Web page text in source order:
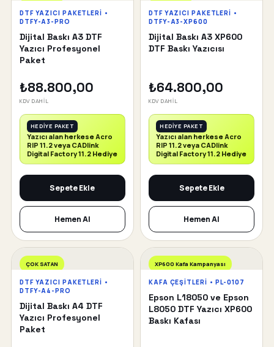
DTF YAZICI PAKETLERI •
DTFY-A3-PRO
Dijital Baskı A3 DTF
Yazıcı Profesyonel
Paket
₺88.800,00
KDV DAHİL
HEDİYE PAKET
Yazıcı alan herkese Acro
RIP 11.2 veya CADlink
Digital Factory 11.2 Hediye
Sepete Ekle
Hemen Al
DTF YAZICI PAKETLERI •
DTFY-A3-XP600
Dijital Baskı A3 XP600
DTF Baskı Yazıcısı
₺64.800,00
KDV DAHİL
HEDİYE PAKET
Yazıcı alan herkese Acro
RIP 11.2 veya CADlink
Digital Factory 11.2 Hediye
Sepete Ekle
Hemen Al
ÇOK SATAN
DTF YAZICI PAKETLERI •
DTFY-A4-PRO
Dijital Baskı A4 DTF
Yazıcı Profesyonel
Paket
XP600 Kafa Kampanyası
KAFA ÇEŞITLERI • PL-0107
Epson L18050 ve Epson
L8050 DTF Yazıcı XP600
Baskı Kafası